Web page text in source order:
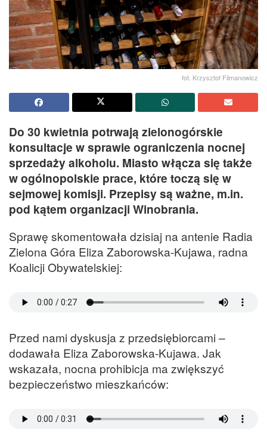
fot. Krzysztof Filmanowicz
Do 30 kwietnia potrwają zielonogórskie
konsultacje w sprawie ograniczenia nocnej
sprzedaży alkoholu. Miasto włącza się także
w ogólnopolskie prace, które toczą się w
sejmowej komisji. Przepisy są ważne, m.in.
pod kątem organizacji Winobrania.
Sprawę skomentowała dzisiaj na antenie Radia
Zielona Góra Eliza Zaborowska-Kujawa, radna
Koalicji Obywatelskiej:
Przed nami dyskusja z przedsiębiorcami –
dodawała Eliza Zaborowska-Kujawa. Jak
wskazała, nocna prohibicja ma zwiększyć
bezpieczeństwo mieszkańców: